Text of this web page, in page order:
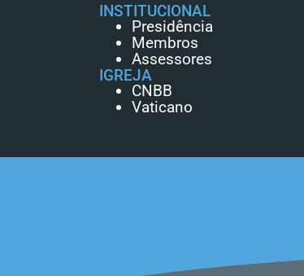
INSTITUCIONAL
Presidência
Membros
Assessores
IGREJA
CNBB
Vaticano